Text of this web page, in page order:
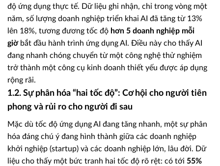
độ ứng dụng thực tế. Dữ liệu ghi nhận, chỉ trong vòng một
năm, số lượng doanh nghiệp triển khai AI đã tăng từ 13%
lên 18%, tương đương tốc độ hơn 5 doanh nghiệp mỗi
giờbắt đầu hành trình ứng dụng AI. Điều này cho thấy AI
đang nhanh chóng chuyển từ một công nghệ thử nghiệm
trở thành một công cụ kinh doanh thiết yếu được áp dụng
rộng rãi.
1.2. Sự phân hóa “hai tốc độ”: Cơ hội cho người tiên
phong và rủi ro cho người đi sau
Mặc dù tốc độ ứng dụng AI đang tăng nhanh, một sự phân
hóa đáng chú ý đang hình thành giữa các doanh nghiệp
khởi nghiệp (startup) và các doanh nghiệp lớn, lâu đời. Dữ
liệu cho thấy một bức tranh hai tốc độ rõ rệt: có tới 55%